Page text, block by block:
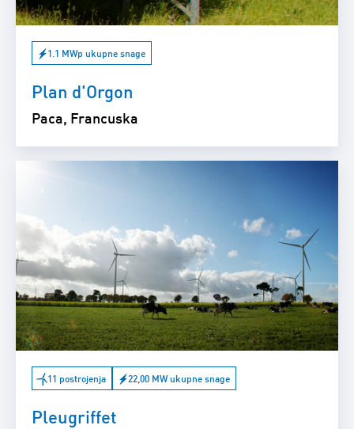
1.1 MWp ukupne snage
Plan d'Orgon
Paca, Francuska
11 postrojenja 22,00 MW ukupne snage
Pleugriffet